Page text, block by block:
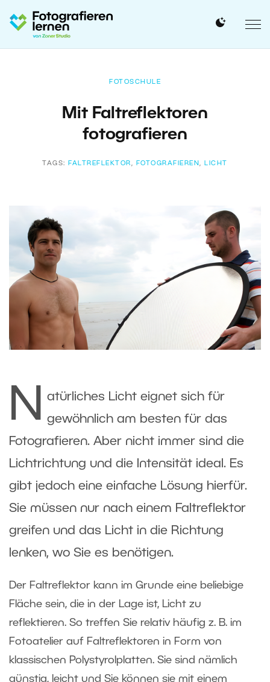
FOTOSCHULE
Mit Faltreflektoren
fotografieren
TAGS: FALTREFLEKTOR , FOTOGRAFIEREN, LICHT
N
atürliches Licht eignet sich für
gewöhnlich am besten für das
Fotografieren. Aber nicht immer sind die
Lichtrichtung und die Intensität ideal. Es
gibt jedoch eine einfache Lösung hierfür.
Sie müssen nur nach einem Faltreflektor
greifen und das Licht in die Richtung
lenken, wo Sie es benötigen.
Der Faltreflektor kann im Grunde eine beliebige
Fläche sein, die in der Lage ist, Licht zu
reflektieren. So treffen Sie relativ häufig z. B. im
Fotoatelier auf Faltreflektoren in Form von
klassischen Polystyrolplatten. Sie sind nämlich
günstig, leicht und Sie können sie mit einem